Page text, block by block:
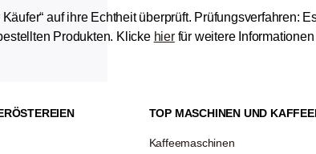
auf ihre Echtheit überprüft. Prüfungsverfahren:
Produkten. Klicke hierfür weitere